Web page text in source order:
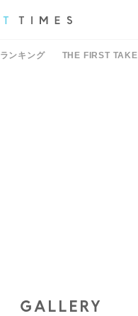
ランキング THE FIRST TAKE
GALLERY